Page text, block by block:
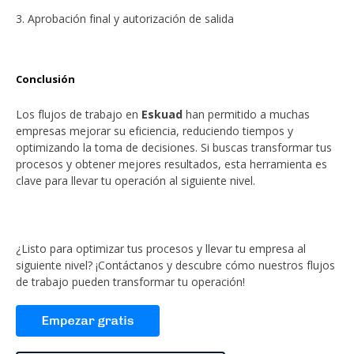
Aprobación final y autorización de salida
Conclusión
Los flujos de trabajo en Eskuad han permitido a muchas
empresas mejorar su eficiencia, reduciendo tiempos y
optimizando la toma de decisiones. Si buscas transformar tus
procesos y obtener mejores resultados, esta herramienta es
clave para llevar tu operación al siguiente nivel.
¿Listo para optimizar tus procesos y llevar tu empresa al
siguiente nivel? ¡Contáctanos y descubre cómo nuestros flujos
de trabajo pueden transformar tu operación!